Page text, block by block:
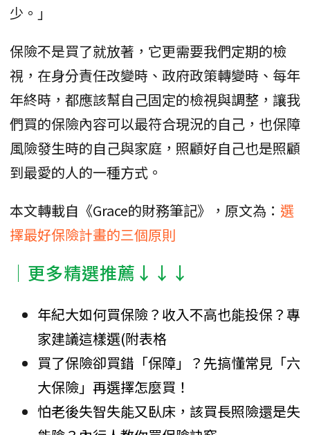
少。」
保險不是買了就放著，它更需要我們定期的檢
視，在身分責任改變時、政府政策轉變時、每年
年終時，都應該幫自己固定的檢視與調整，讓我
們買的保險內容可以最符合現況的自己，也保障
風險發生時的自己與家庭，照顧好自己也是照顧
到最愛的人的一種方式。
本文轉載自《Grace的財務筆記》，原文為： 選
擇最好保險計畫的三個原則
│更多精選推薦↓↓↓
年紀大如何買保險？收入不高也能投保？專
家建議這樣選(附表格
買了保險卻買錯「保障」？先搞懂常見「六
大保險」再選擇怎麼買！
怕老後失智失能又臥床，該買長照險還是失